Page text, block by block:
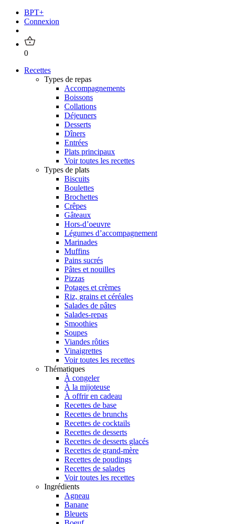
BPT+
Connexion
0
Recettes
Types de repas
Accompagnements
Boissons
Collations
Déjeuners
Desserts
Dîners
Entrées
Plats principaux
Voir toutes les recettes
Types de plats
Biscuits
Boulettes
Brochettes
Crêpes
Gâteaux
Hors-d’oeuvre
Légumes d’accompagnement
Marinades
Muffins
Pains sucrés
Pâtes et nouilles
Pizzas
Potages et crèmes
Riz, grains et céréales
Salades de pâtes
Salades-repas
Smoothies
Soupes
Viandes rôties
Vinaigrettes
Voir toutes les recettes
Thématiques
À congeler
À la mijoteuse
À offrir en cadeau
Recettes de base
Recettes de brunchs
Recettes de cocktails
Recettes de desserts
Recettes de desserts glacés
Recettes de grand-mère
Recettes de poudings
Recettes de salades
Voir toutes les recettes
Ingrédients
Agneau
Banane
Bleuets